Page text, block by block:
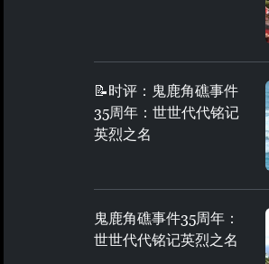
📝时评：鬼鹿角礁事件
35周年：世世代代铭记
英烈之名
鬼鹿角礁事件35周年：
世世代代铭记英烈之名